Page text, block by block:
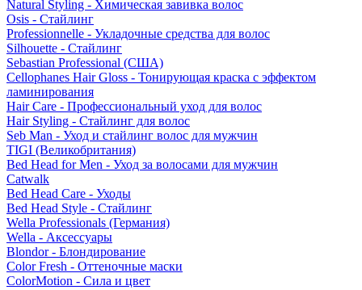
Natural Styling - Химическая завивка волос
Osis - Стайлинг
Professionnelle - Укладочные средства для волос
Silhouette - Стайлинг
Sebastian Professional (США)
Cellophanes Hair Gloss - Тонирующая краска с эффектом
ламинирования
Hair Care - Профессиональный уход для волос
Hair Styling - Стайлинг для волос
Seb Man - Уход и стайлинг волос для мужчин
TIGI (Великобритания)
Bed Head for Men - Уход за волосами для мужчин
Catwalk
Bed Head Care - Уходы
Bed Head Style - Стайлинг
Wella Professionals (Германия)
Wella - Аксессуары
Blondor - Блондирование
Color Fresh - Оттеночные маски
ColorMotion - Сила и цвет